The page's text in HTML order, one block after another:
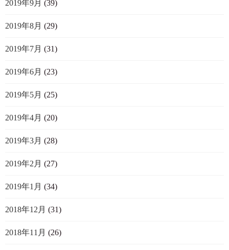
2019年9月 (39)
2019年8月 (29)
2019年7月 (31)
2019年6月 (23)
2019年5月 (25)
2019年4月 (20)
2019年3月 (28)
2019年2月 (27)
2019年1月 (34)
2018年12月 (31)
2018年11月 (26)